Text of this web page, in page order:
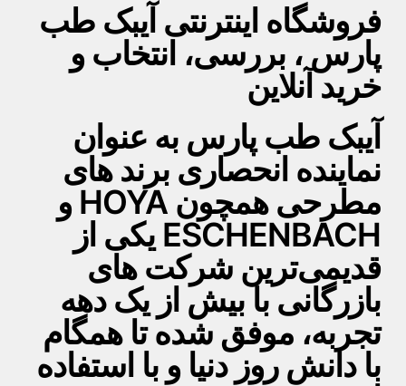
فروشگاه اینترنتی آیبک طب
پارس ، بررسی، انتخاب و
خرید آنلاین
آیبک طب پارس به عنوان
نماینده انحصاری برند های
مطرحی همچون HOYA و
ESCHENBACH یکی از
قدیمی‌ترین شرکت های
بازرگانی با بیش از یک دهه
تجربه، موفق شده تا همگام
با دانش روز دنیا و با استفاده